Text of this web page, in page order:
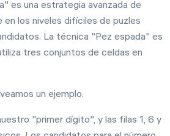
Ajustes
es una estrategia avanzada de
en los niveles difíciles de puzles
La técnica "Pez espada" es
tres conjuntos de celdas en
un ejemplo.
"primer dígito", y las filas 1, 6 y